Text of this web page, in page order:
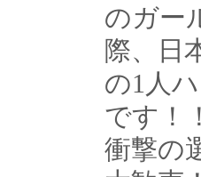
のガー
際、日
の1人
です！！
衝撃の